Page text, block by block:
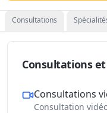
Consultations
Consultations
Consultations
Consultation